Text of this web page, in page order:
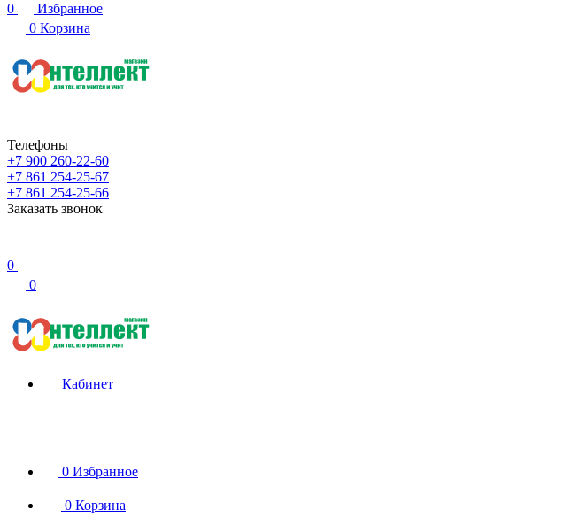
0
Избранное
0 Корзина
Телефоны
+7 900 260-22-60
+7 861 254-25-67
+7 861 254-25-66
Заказать звонок
0
0
Кабинет
0 Избранное
0 Корзина